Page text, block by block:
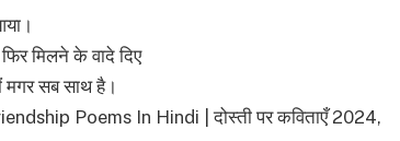
मिलने के वादे दिए
मगर सब साथ है।
Poems In Hindi | दोस्ती पर कविताएँ 2024,